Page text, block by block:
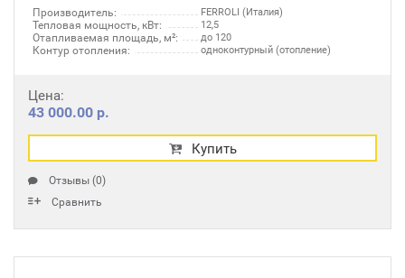
Производитель: FERROLI (Италия)
Тепловая мощность, кВт: 12,5
Отапливаемая площадь, м²: до 120
Контур отопления: одноконтурный (отопление)
Цена:
43 000.00 р.
Купить
Отзывы (0)
Сравнить